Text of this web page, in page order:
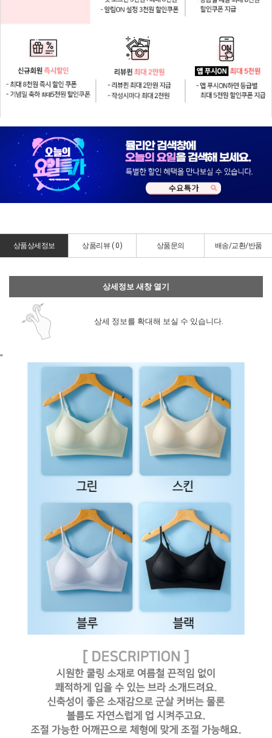
상품상세정보 상품리뷰 ( 0) 상품문의 배송/교환/반품
상세정보 새창 열기
상세 정보를 확대해 보실 수 있습니다.
"